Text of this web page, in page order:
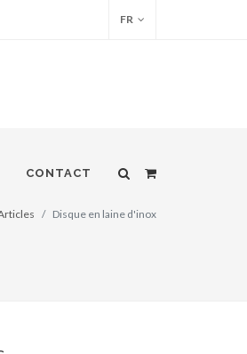
FR
CONTACT
Disque en laine d'inox